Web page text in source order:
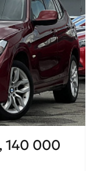
140 000